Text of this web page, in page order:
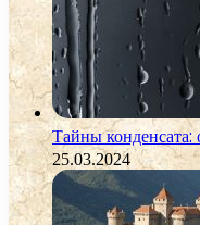
Тайны конденсата:
25.03.2024